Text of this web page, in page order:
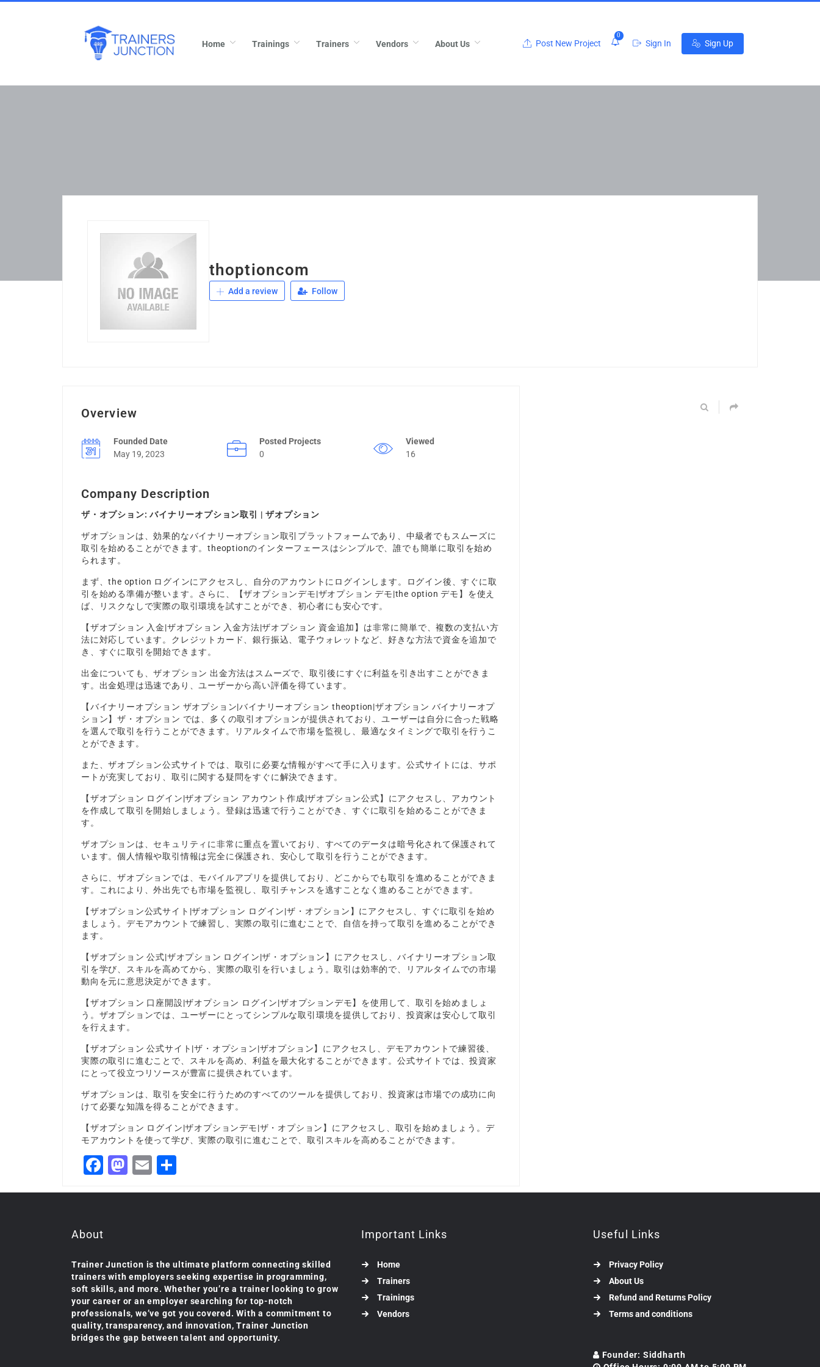
Home Trainings Trainers Vendors About Us Post New Project
0
Sign In Sign Up
thoptioncom
Add a review Follow
Overview
Founded Date
May 19, 2023
Posted Projects
0
Viewed
16
Company Description
ザ・オプション: バイナリーオプション取引 | ザオプション
ザオプションは、効果的なバイナリーオプション取引プラットフォームであり、中級者でもスムーズに
取引を始めることができます。theoptionのインターフェースはシンプルで、誰でも簡単に取引を始め
られます。
まず、the option ログインにアクセスし、自分のアカウントにログインします。ログイン後、すぐに取
引を始める準備が整います。さらに、【ザオプションデモ|ザオプション デモ|the option デモ】を使え
ば、リスクなしで実際の取引環境を試すことができ、初心者にも安心です。
【ザオプション 入金|ザオプション 入金方法|ザオプション 資金追加】は非常に簡単で、複数の支払い方
法に対応しています。クレジットカード、銀行振込、電子ウォレットなど、好きな方法で資金を追加で
き、すぐに取引を開始できます。
出金についても、ザオプション 出金方法はスムーズで、取引後にすぐに利益を引き出すことができま
す。出金処理は迅速であり、ユーザーから高い評価を得ています。
【バイナリーオプション ザオプション|バイナリーオプション theoption|ザオプション バイナリーオプ
ション】ザ・オプション では、多くの取引オプションが提供されており、ユーザーは自分に合った戦略
を選んで取引を行うことができます。リアルタイムで市場を監視し、最適なタイミングで取引を行うこ
とができます。
また、ザオプション公式サイトでは、取引に必要な情報がすべて手に入ります。公式サイトには、サポ
ートが充実しており、取引に関する疑問をすぐに解決できます。
【ザオプション ログイン|ザオプション アカウント作成|ザオプション公式】にアクセスし、アカウント
を作成して取引を開始しましょう。登録は迅速で行うことができ、すぐに取引を始めることができま
す。
ザオプションは、セキュリティに非常に重点を置いており、すべてのデータは暗号化されて保護されて
います。個人情報や取引情報は完全に保護され、安心して取引を行うことができます。
さらに、ザオプションでは、モバイルアプリを提供しており、どこからでも取引を進めることができま
す。これにより、外出先でも市場を監視し、取引チャンスを逃すことなく進めることができます。
【ザオプション公式サイト|ザオプション ログイン|ザ・オプション】にアクセスし、すぐに取引を始め
ましょう。デモアカウントで練習し、実際の取引に進むことで、自信を持って取引を進めることができ
ます。
【ザオプション 公式|ザオプション ログイン|ザ・オプション】にアクセスし、バイナリーオプション取
引を学び、スキルを高めてから、実際の取引を行いましょう。取引は効率的で、リアルタイムでの市場
動向を元に意思決定ができます。
【ザオプション 口座開設|ザオプション ログイン|ザオプションデモ】を使用して、取引を始めましょ
う。ザオプションでは、ユーザーにとってシンプルな取引環境を提供しており、投資家は安心して取引
を行えます。
【ザオプション 公式サイト|ザ・オプション|ザオプション】にアクセスし、デモアカウントで練習後、
実際の取引に進むことで、スキルを高め、利益を最大化することができます。公式サイトでは、投資家
にとって役立つリソースが豊富に提供されています。
ザオプションは、取引を安全に行うためのすべてのツールを提供しており、投資家は市場での成功に向
けて必要な知識を得ることができます。
【ザオプション ログイン|ザオプションデモ|ザ・オプション】にアクセスし、取引を始めましょう。デ
モアカウントを使って学び、実際の取引に進むことで、取引スキルを高めることができます。
Facebook
Mastodon
Email
About
Trainer Junction is the ultimate platform connecting skilled
trainers with employers seeking expertise in programming,
soft skills, and more. Whether you’re a trainer looking to grow
your career or an employer searching for top-notch
professionals, we’ve got you covered. With a commitment to
quality, transparency, and innovation, Trainer Junction
bridges the gap between talent and opportunity.
Important Links
Home
Trainers
Trainings
Vendors
Useful Links
Privacy Policy
About Us
Refund and Returns Policy
Terms and conditions
Founder: Siddharth